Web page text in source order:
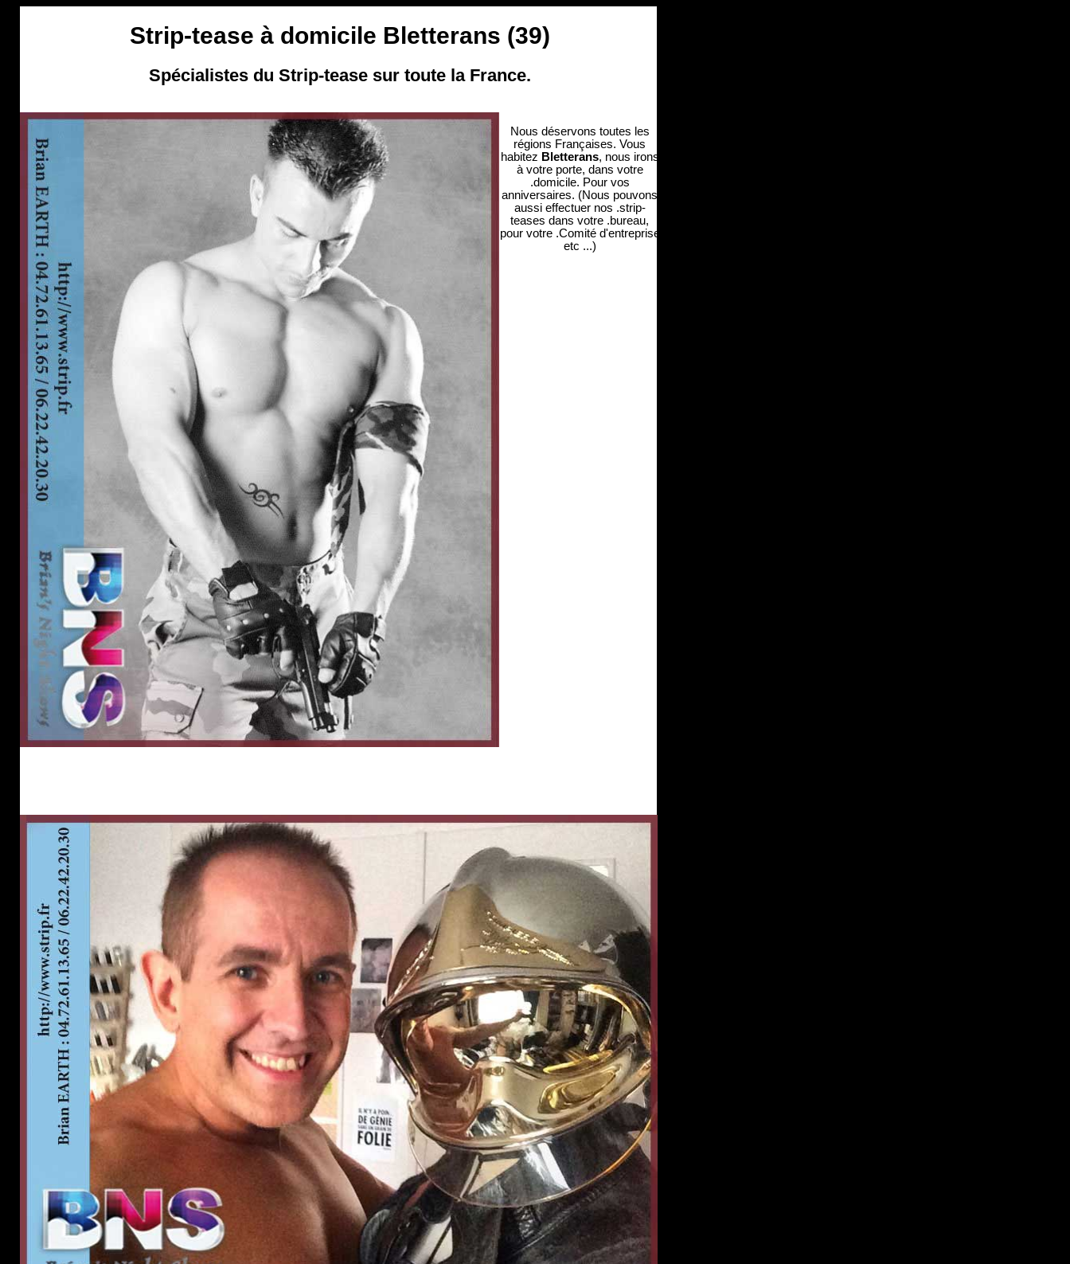
Strip-tease à domicile Bletterans (39)
Spécialistes du Strip-tease sur toute la France.
Nous déservons toutes les
régions Françaises. Vous
habitez Bletterans, nous irons
à votre porte, dans votre
.domicile. Pour vos
anniversaires. (Nous pouvons
aussi effectuer nos .strip-
teases dans votre .bureau,
pour votre .Comité d'entreprise
etc ...)